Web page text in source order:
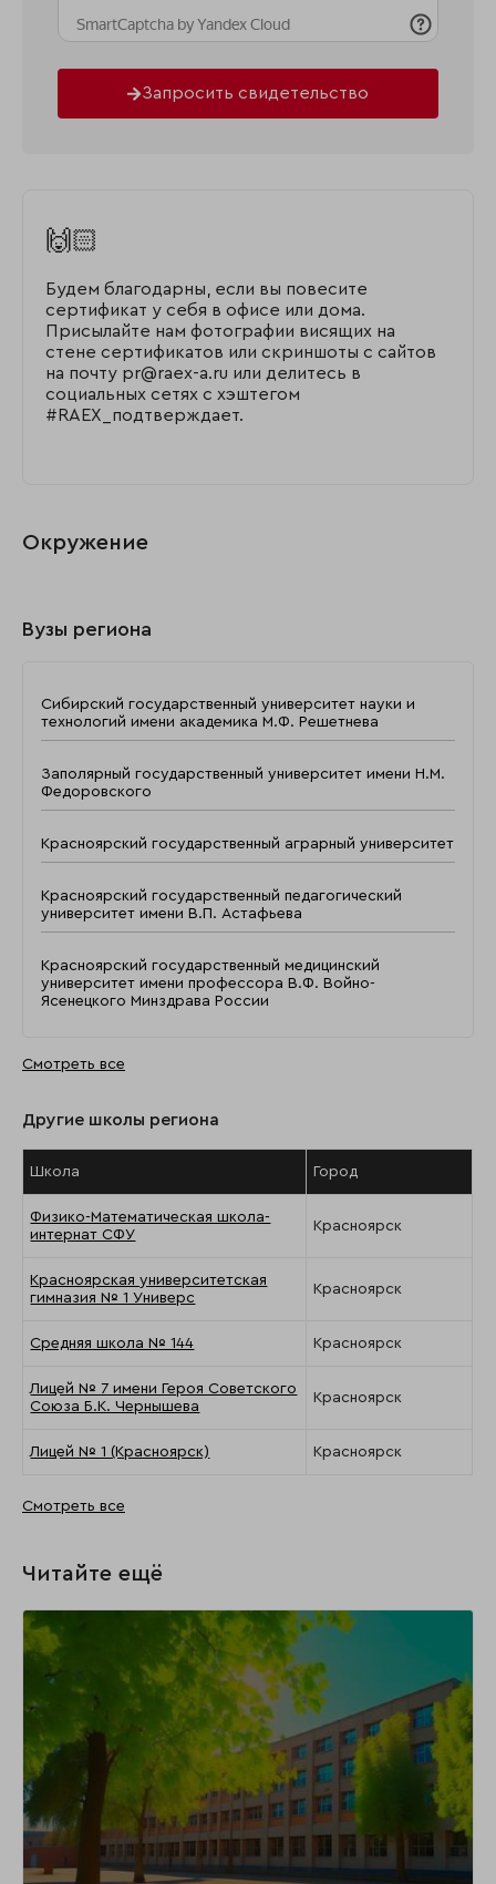
Запросить свидетельство
🙌🏻
Будем благодарны, если вы повесите
сертификат у себя в офисе или дома.
Присылайте нам фотографии висящих на
стене сертификатов или скриншоты с сайтов
на почту pr@raex-a.ru или делитесь в
социальных сетях с хэштегом
#RAEX_подтверждает.
Окружение
Вузы региона
Сибирский государственный университет науки и
технологий имени академика М.Ф. Решетнева
Заполярный государственный университет имени Н.М.
Федоровского
Красноярский государственный аграрный университет
Красноярский государственный педагогический
университет имени В.П. Астафьева
Красноярский государственный медицинский
университет имени профессора В.Ф. Войно-
Ясенецкого Минздрава России
Смотреть все
Другие школы региона
Школа Город
Физико-Математическая школа-
интернат СФУ
Красноярск
Красноярская университетская
гимназия № 1 Универс
Красноярск
Средняя школа № 144 Красноярск
Лицей № 7 имени Героя Советского
Союза Б.К. Чернышева
Красноярск
Лицей № 1 (Красноярск) Красноярск
Смотреть все
Читайте ещё